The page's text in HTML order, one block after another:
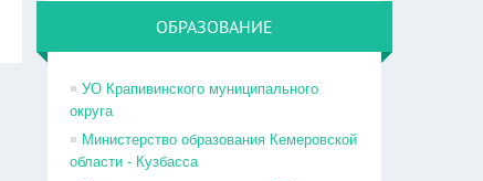
ОБРАЗОВАНИЕ
УО Крапивинского муниципального
округа
Министерство образования Кемеровской
области - Кузбасса